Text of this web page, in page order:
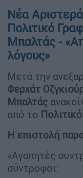
Νέα
Πολιτικό
Μπαλτάς -
λόγους»
Μετά την
Φερχάτ
Μπαλτάς
από το
Η επιστολή
«Αγαπητές
σύντροφοι: